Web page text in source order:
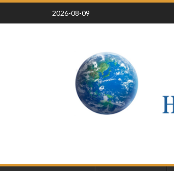
Skip
content
2026-08-09